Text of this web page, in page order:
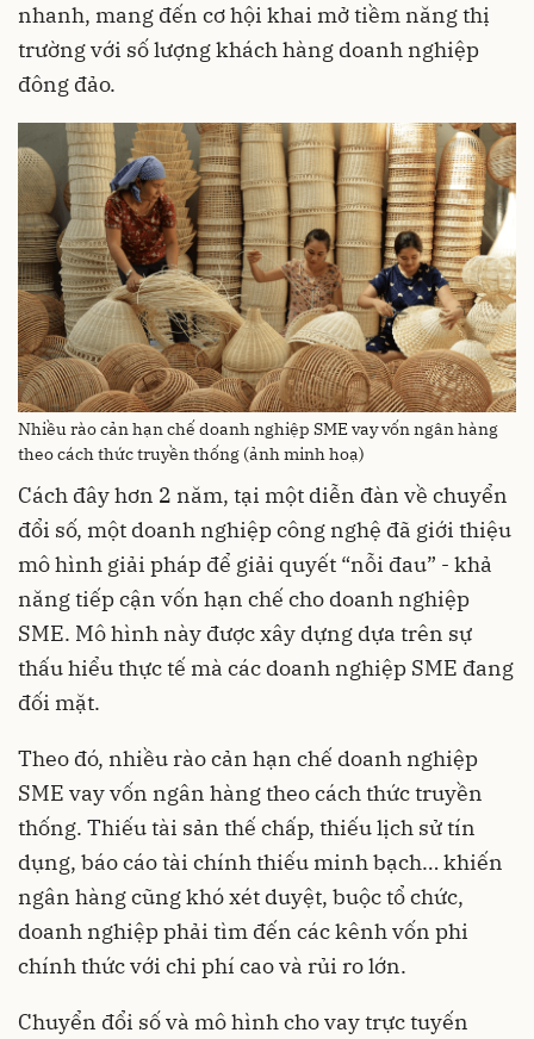
nhanh, mang đến cơ hội khai mở tiềm năng thị
trường với số lượng khách hàng doanh nghiệp
đông đảo.
Nhiều rào cản hạn chế doanh nghiệp SME vay vốn ngân hàng
theo cách thức truyền thống (ảnh minh hoạ)
Cách đây hơn 2 năm, tại một diễn đàn về chuyển
đổi số, một doanh nghiệp công nghệ đã giới thiệu
mô hình giải pháp để giải quyết “nỗi đau” - khả
năng tiếp cận vốn hạn chế cho doanh nghiệp
SME. Mô hình này được xây dựng dựa trên sự
thấu hiểu thực tế mà các doanh nghiệp SME đang
đối mặt.
Theo đó, nhiều rào cản hạn chế doanh nghiệp
SME vay vốn ngân hàng theo cách thức truyền
thống. Thiếu tài sản thế chấp, thiếu lịch sử tín
dụng, báo cáo tài chính thiếu minh bạch… khiến
ngân hàng cũng khó xét duyệt, buộc tổ chức,
doanh nghiệp phải tìm đến các kênh vốn phi
chính thức với chi phí cao và rủi ro lớn.
Chuyển đổi số và mô hình cho vay trực tuyến